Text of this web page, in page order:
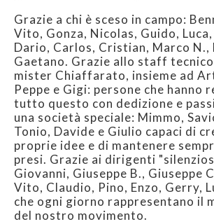
Grazie a chi è sceso in campo:
Vito, Gonza, Nicolas, Guido,
Dario, Carlos, Cristian, Marco N.,
Gaetano. Grazie allo staff
mister Chiaffarato, insieme ad
Peppe e Gigi: persone che hanno
tutto questo con dedizione e
una società speciale: Mimmo,
Tonio, Davide e Giulio capaci di
proprie idee e di mantenere
presi. Grazie ai dirigenti
Giovanni, Giuseppe B., Giuseppe
Vito, Claudio, Pino, Enzo, Gerry,
che ogni giorno rappresentano il
del nostro movimento.